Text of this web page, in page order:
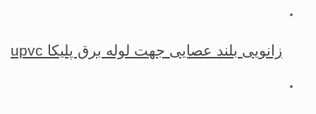
زانویی بلند عصایی جهت لوله برق پلیکا upvc